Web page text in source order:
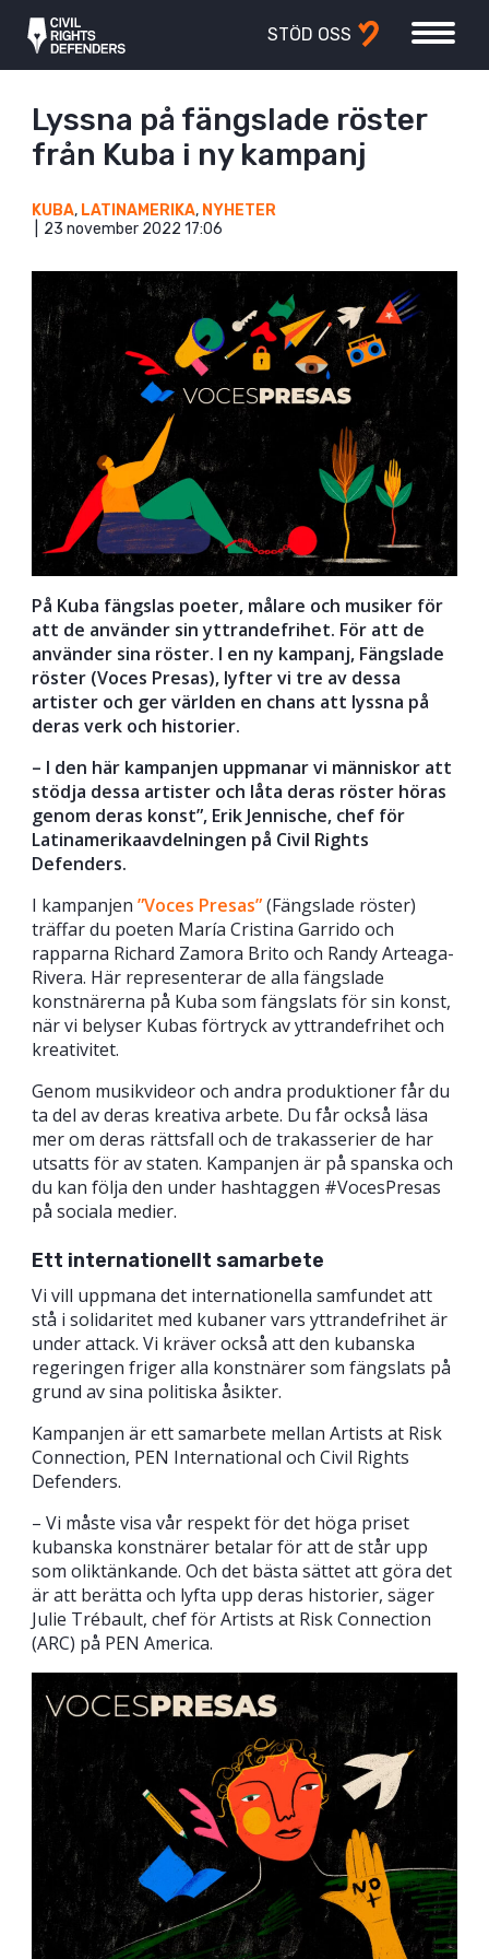
STÖD OSS
Lyssna på fängslade röster
från Kuba i ny kampanj
KUBA, LATINAMERIKA, NYHETER
23 november 2022 17:06
På Kuba fängslas poeter, målare och musiker för
att de använder sin yttrandefrihet. För att de
använder sina röster. I en ny kampanj, Fängslade
röster (Voces Presas), lyfter vi tre av dessa
artister och ger världen en chans att lyssna på
deras verk och historier.
– I den här kampanjen uppmanar vi människor att
stödja dessa artister och låta deras röster höras
genom deras konst”, Erik Jennische, chef för
Latinamerikaavdelningen på Civil Rights
Defenders.
I kampanjen ”Voces Presas”(Fängslade röster)
träffar du poeten María Cristina Garrido och
rapparna Richard Zamora Brito och Randy Arteaga-
Rivera. Här representerar de alla fängslade
konstnärerna på Kuba som fängslats för sin konst,
när vi belyser Kubas förtryck av yttrandefrihet och
kreativitet.
Genom musikvideor och andra produktioner får du
ta del av deras kreativa arbete. Du får också läsa
mer om deras rättsfall och de trakasserier de har
utsatts för av staten. Kampanjen är på spanska och
du kan följa den under hashtaggen #VocesPresas
på sociala medier.
Ett internationellt samarbete
Vi vill uppmana det internationella samfundet att
stå i solidaritet med kubaner vars yttrandefrihet är
under attack. Vi kräver också att den kubanska
regeringen friger alla konstnärer som fängslats på
grund av sina politiska åsikter.
Kampanjen är ett samarbete mellan Artists at Risk
Connection, PEN International och Civil Rights
Defenders.
– Vi måste visa vår respekt för det höga priset
kubanska konstnärer betalar för att de står upp
som oliktänkande. Och det bästa sättet att göra det
är att berätta och lyfta upp deras historier, säger
Julie Trébault, chef för Artists at Risk Connection
(ARC) på PEN America.